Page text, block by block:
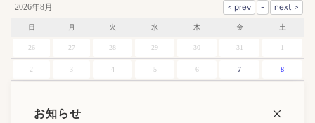
2026年8月
日 月 火 水 木 金 土
26 27 28 29 30 31 1
2 3 4 5 6 7 8
16 17 22
お知らせ